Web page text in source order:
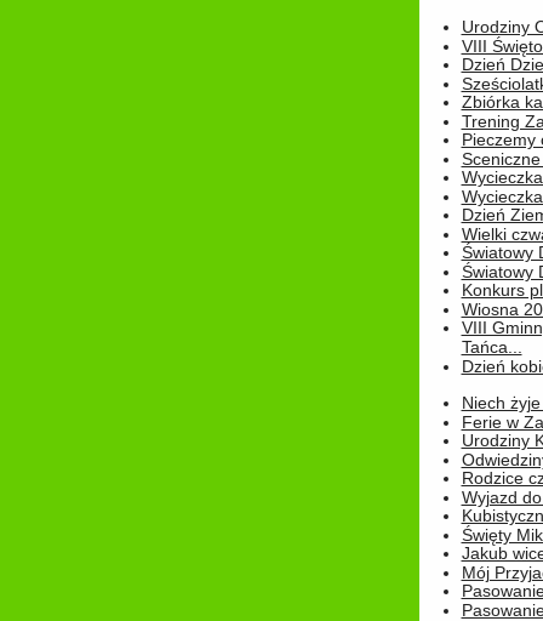
Urodziny
VIII
Dzień
Zbiórka
Trening
Pieczemy
Dzień
Wielki
Światowy
Światowy
Konkurs
Wiosna
VIII
Tańca...
Dzień
Niech
Ferie w
Urodziny
Rodzice
Wyjazd
Święty
Jakub
Mój